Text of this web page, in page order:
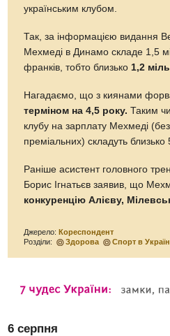
українським клубом.
Так, за інформацією видання
Мехмеді в Динамо складе 1,5
франків, тобто близько 1,2
Нагадаємо, що з киянами
терміном на 4,5 року. Таким
клубу на зарплату Мехмеді
преміальних) складуть близько
Раніше асистент головного
Борис Ігнатьєв заявив, що
конкуренцію Алієву,
Джерело:Кореспондент
Розділи:
Здорова Спорт в
6 серпня